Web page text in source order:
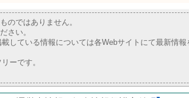
のではありません。
さい。
している情報については各Webサイトにて最新情報
ーです。